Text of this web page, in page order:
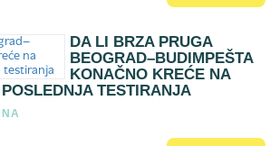
DA LI BRZA PRUGA
BEOGRAD–BUDIMPEŠTA
KONAČNO KREĆE NA
TESTIRANJA